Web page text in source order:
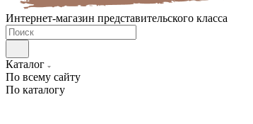
Интернет-магазин представительского класса
Каталог
По всему сайту
По каталогу